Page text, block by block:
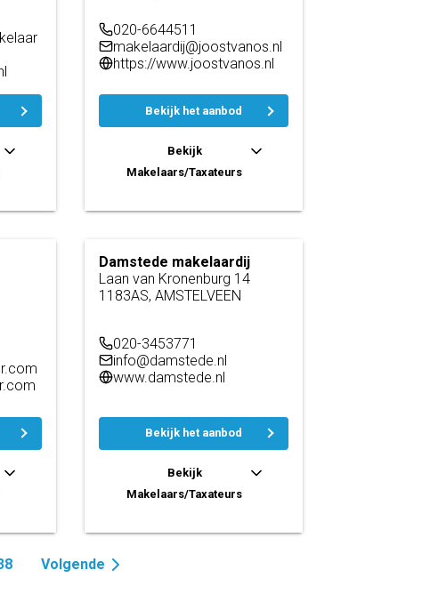
020-6644511
makelaardij@joostvanos.nl
https://www.joostvanos.nl
Bekijk het aanbod
Bekijk
Makelaars/Taxateurs
Damstede makelaardij
Laan van Kronenburg 14
1183AS, AMSTELVEEN
020-3453771
info@damstede.nl
www.damstede.nl
Bekijk het aanbod
Bekijk
Makelaars/Taxateurs
Volgende